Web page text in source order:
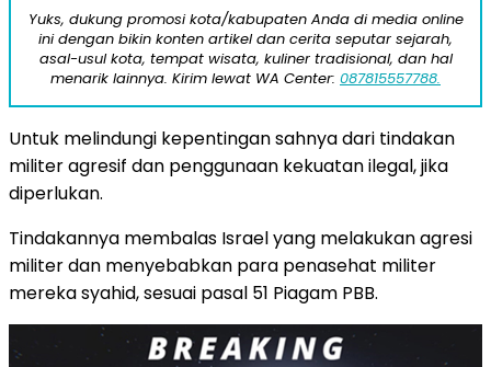
Yuks, dukung promosi kota/kabupaten Anda di media online
ini dengan bikin konten artikel dan cerita seputar sejarah,
asal-usul kota, tempat wisata, kuliner tradisional, dan hal
menarik lainnya. Kirim lewat WA Center: 087815557788.
Untuk melindungi kepentingan sahnya dari tindakan
militer agresif dan penggunaan kekuatan ilegal, jika
diperlukan.
Tindakannya membalas Israel yang melakukan agresi
militer dan menyebabkan para penasehat militer
mereka syahid, sesuai pasal 51 Piagam PBB.